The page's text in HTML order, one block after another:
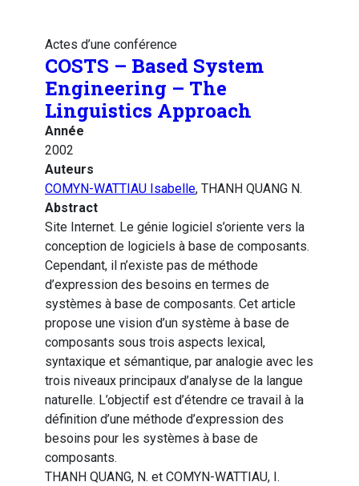
Actes d’une conférence
COSTS – Based System
Engineering – The
Linguistics Approach
Année
2002
Auteurs
COMYN-WATTIAU Isabelle, THANH QUANG N.
Abstract
Site Internet. Le génie logiciel s’oriente vers la
conception de logiciels à base de composants.
Cependant, il n’existe pas de méthode
d’expression des besoins en termes de
systèmes à base de composants. Cet article
propose une vision d’un système à base de
composants sous trois aspects lexical,
syntaxique et sémantique, par analogie avec les
trois niveaux principaux d’analyse de la langue
naturelle. L’objectif est d’étendre ce travail à la
définition d’une méthode d’expression des
besoins pour les systèmes à base de
composants.
THANH QUANG, N. et COMYN-WATTIAU, I.